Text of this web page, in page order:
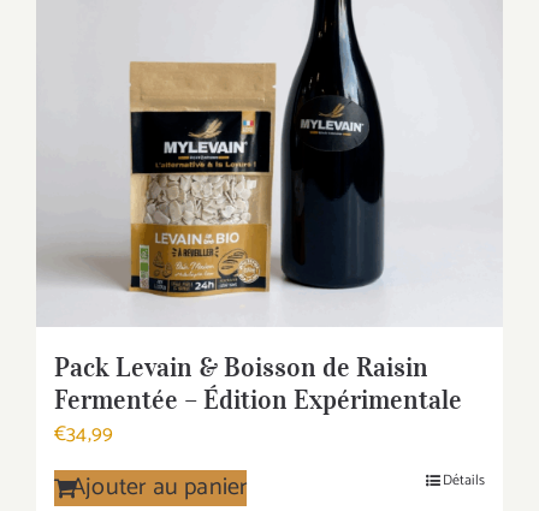
Pack Levain & Boisson de Raisin
Fermentée – Édition Expérimentale
€34,99
Ajouter au panier Détails